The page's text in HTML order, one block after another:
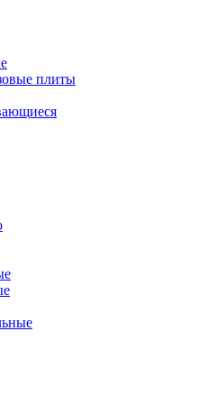
плиты